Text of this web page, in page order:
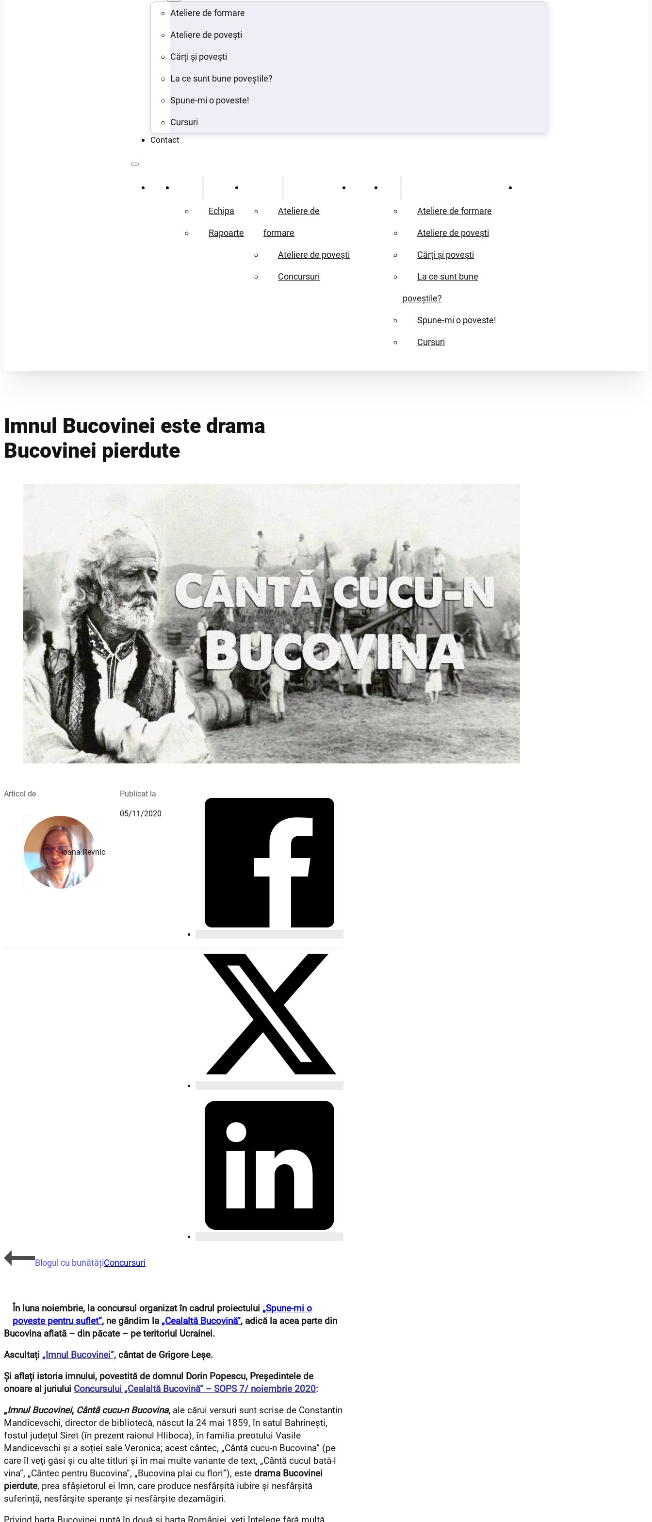
Ateliere de formare
Ateliere de povești
Cărți și povești
La ce sunt bune poveștile?
Spune-mi o poveste!
Cursuri
Contact
Acasă
Echipa
Rapoarte
Ateliere de
formare
Ateliere de povești
Concursuri
Proiecte
Ateliere de formare
Ateliere de povești
Cărți și povești
La ce sunt bune
poveștile?
Spune-mi o poveste!
Cursuri
Imnul Bucovinei este drama
Bucovinei pierdute
Articol de
Ioana Revnic
Publicat la
05/11/2020
Blogul cu bunătățiConcursuri
În luna noiembrie, la concursul organizat în cadrul proiectului „Spune-mi o
poveste pentru suflet”, ne gândim la „Cealaltă Bucovină”, adică la acea parte din
Bucovina aflată – din păcate – pe teritoriul Ucrainei.
Ascultați „Imnul Bucovinei”, cântat de Grigore Leșe.
Și aflați istoria imnului, povestită de domnul Dorin Popescu, Președintele de
onoare al juriului Concursului „Cealaltă Bucovină” – SOPS 7/ noiembrie 2020:
„Imnul Bucovinei, Cântă cucu-n Bucovina, ale cărui versuri sunt scrise de Constantin
Mandicevschi, director de bibliotecă, născut la 24 mai 1859, în satul Bahrineşti,
fostul județul Siret (în prezent raionul Hliboca), în familia preotului Vasile
Mandicevschi şi a soției sale Veronica; acest cântec, „Cântă cucu-n Bucovina” (pe
care îl veți găsi și cu alte titluri și în mai multe variante de text, „Cântă cucul bată-l
vina”, „Cântec pentru Bucovina”, „Bucovina plai cu flori”), este drama Bucovinei
pierdute, prea sfâșietorul ei Imn, care produce nesfârșită iubire și nesfârșită
suferință, nesfârșite speranțe și nesfârșite dezamăgiri.